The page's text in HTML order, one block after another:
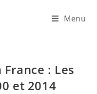
Menu
: Les
et 2014